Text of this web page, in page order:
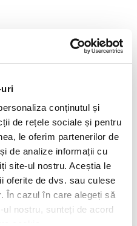
uri
conținutul și
de rețele sociale și pentru
le oferim partenerilor de
de analize informații cu
site-ul nostru. Aceștia le
oferite de dvs. sau culese
În cazul în care alegeți să
nostru, sunteți de acord
| Email: